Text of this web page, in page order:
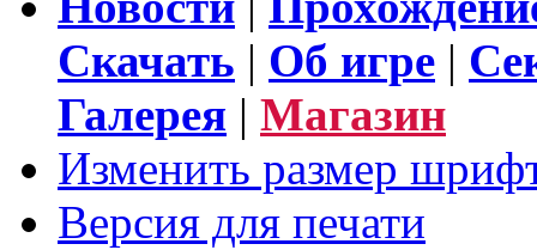
Скачать | Об игре |
Галерея | Магазин
Изменить размер
Версия для печати